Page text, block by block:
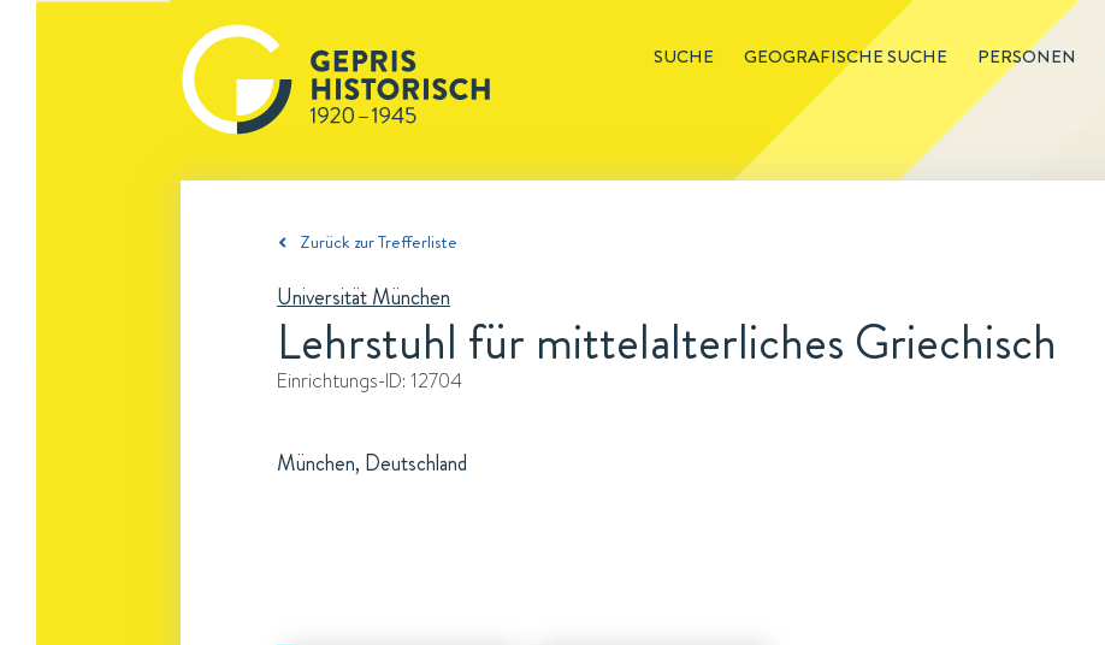
SUCHE GEOGRAFISCHE SUCHE PERSONEN
Zurück zur Trefferliste
Universität München
Lehrstuhl für mittelalterliches Griechisch
Einrichtungs-ID: 12704
München, Deutschland